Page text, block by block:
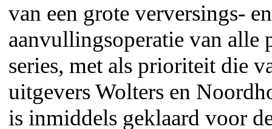
van een grote verversings- en
aanvullingsoperatie van alle
series, met als prioriteit die
uitgevers Wolters en
is inmiddels geklaard voor